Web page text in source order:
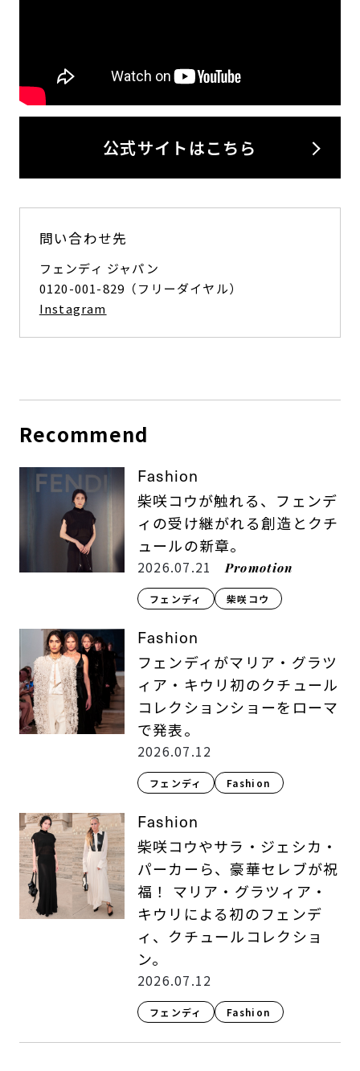
公式サイトはこちら
問い合わせ先
フェンディ ジャパン
0120-001-829（フリーダイヤル）
Instagram
Recommend
Fashion
柴咲コウが触れる、フェンデ
ィの受け継がれる創造とクチ
ュールの新章。
2026.07.21 Promotion
フェンディ 柴咲コウ
Fashion
フェンディがマリア・グラツ
ィア・キウリ初のクチュール
コレクションショーをローマ
で発表。
2026.07.12
フェンディ Fashion​
Fashion
柴咲コウやサラ・ジェシカ・
パーカーら、豪華セレブが祝
福！ マリア・グラツィア・
キウリによる初のフェンデ
ィ、クチュールコレクショ
ン。
2026.07.12
フェンディ Fashion​